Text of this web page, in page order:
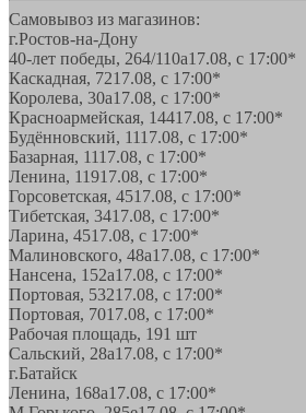
Самовывоз из магазинов:
г.Ростов-на-Дону
40-лет победы, 264/110а17.08, с 17:00*
Каскадная, 7217.08, с 17:00*
Королева, 30а17.08, с 17:00*
Красноармейская, 14417.08, с 17:00*
Будённовский, 1117.08, с 17:00*
Базарная, 1117.08, с 17:00*
Ленина, 11917.08, с 17:00*
Горсоветская, 4517.08, с 17:00*
Тибетская, 3417.08, с 17:00*
Ларина, 4517.08, с 17:00*
Малиновского, 48а17.08, с 17:00*
Нансена, 152а17.08, с 17:00*
Портовая, 53217.08, с 17:00*
Портовая, 7017.08, с 17:00*
Рабочая площадь, 191 шт
Сальский, 28a17.08, с 17:00*
г.Батайск
Ленина, 168а17.08, с 17:00*